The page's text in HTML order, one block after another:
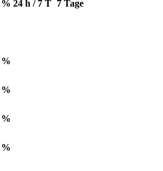
% 24 h / 7 T 7 Tage
%
%
%
%